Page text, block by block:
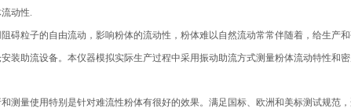
动性.
碍粒子的自由流动，影响粉体的流动性，粉体难以自然流动常常伴随着，给生产
装助流设备。本仪器模拟实际生产过程中采用振动助流方式测量粉体流动特性和
测量使用特别是针对难流性粉体有很好的效果。满足国标、欧洲和美标测试规范